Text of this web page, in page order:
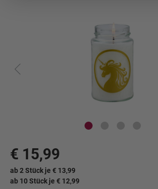
€ 15,99
ab 2 Stück je € 13,99
ab 10 Stück je € 12,99
Dokument wird
geladen...